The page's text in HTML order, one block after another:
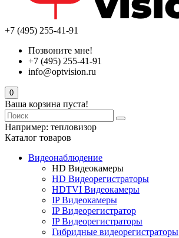
+7 (495) 255-41-91
Позвоните мне!
+7 (495) 255-41-91
info@optvision.ru
0
Ваша корзина пуста!
Например: тепловизор
Каталог товаров
Видеонаблюдение
HD Видеокамеры
HD Видеорегистраторы
HDTVI Видеокамеры
IP Видеокамеры
IP Видеорегистратор
IP Видеорегистраторы
Гибридные видеорегистраторы